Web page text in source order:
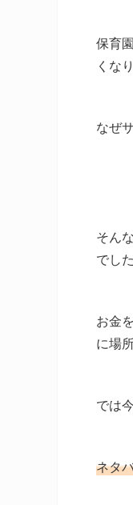
保育
くな
なぜ
そん
でした
お金
に場
では
ネタ